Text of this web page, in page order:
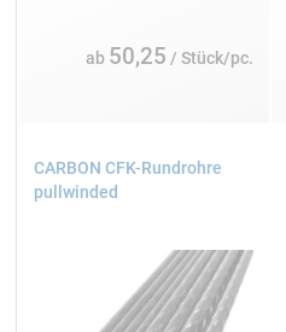
ab 50,25 / Stück/pc.
CARBON CFK-Rundrohre
pullwinded